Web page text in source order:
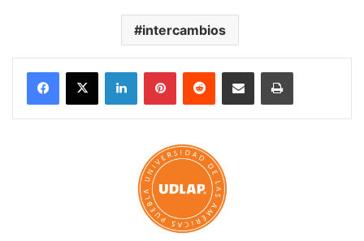
intercambios
LinkedInPinterestReddit Share via Email Print